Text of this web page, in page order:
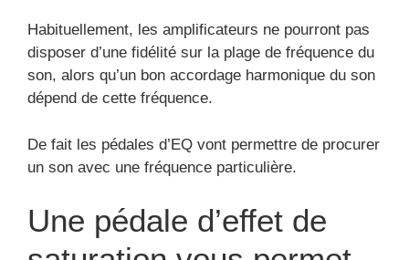
Habituellement, les amplificateurs ne pourront pas
disposer d’une fidélité sur la plage de fréquence du
son, alors qu’un bon accordage harmonique du son
dépend de cette fréquence.
De fait les pédales d’EQ vont permettre de procurer
un son avec une fréquence particulière.
Une pédale d’effet de